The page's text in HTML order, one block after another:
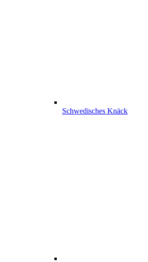
Schwedisches Knäck